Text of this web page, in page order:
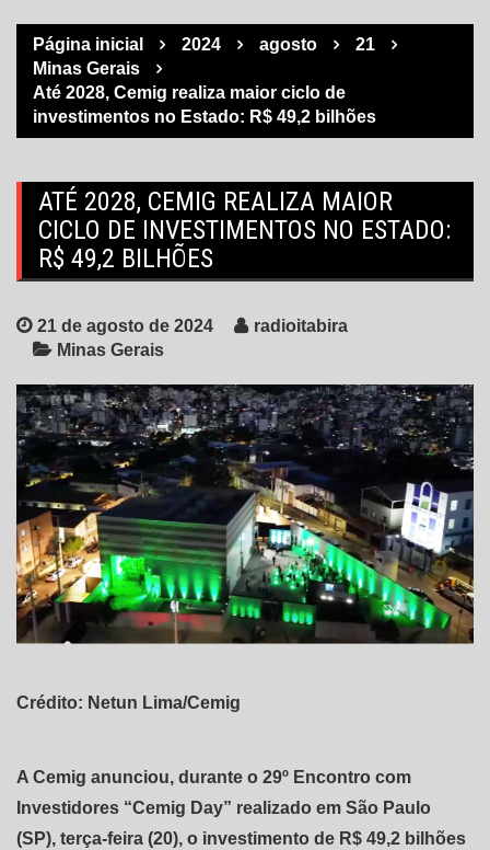
Página inicial 2024 agosto
21
Minas Gerais
Até 2028, Cemig realiza maior ciclo de
investimentos no Estado: R$ 49,2 bilhões
ATÉ 2028, CEMIG REALIZA MAIOR
CICLO DE INVESTIMENTOS NO ESTADO:
R$ 49,2 BILHÕES
21 de agosto de 2024
radioitabira
Minas Gerais
Crédito: Netun Lima/Cemig
A Cemig anunciou, durante o 29º Encontro com
Investidores “Cemig Day” realizado em São Paulo
(SP), terça-feira (20), o investimento de R$ 49,2 bilhões